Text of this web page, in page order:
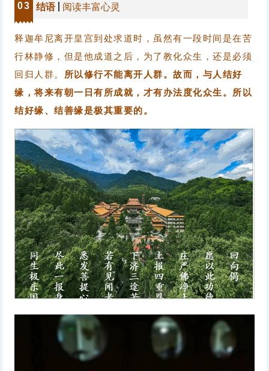
03 结语 阅读丰富心灵
释迦牟尼离开皇宫到处求道时，虽然有一段时间是在苦
行林静修，但是他成道之后，为了教化众生，还是必须
回归人群。 所以修行不能离开人群。故而，与人结好
缘，将来有朝一日有所成就，才有办法度化众生。所以
结好缘、结善缘是极其重要的。